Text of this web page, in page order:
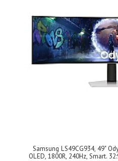
Samsung LS49CG934, 49"
OLED, 1800R, 240Hz, Smart.